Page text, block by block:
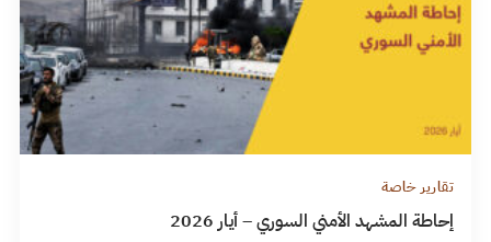
تقارير خاصة
إحاطة المشهد الأمني السوري – أيار 2026